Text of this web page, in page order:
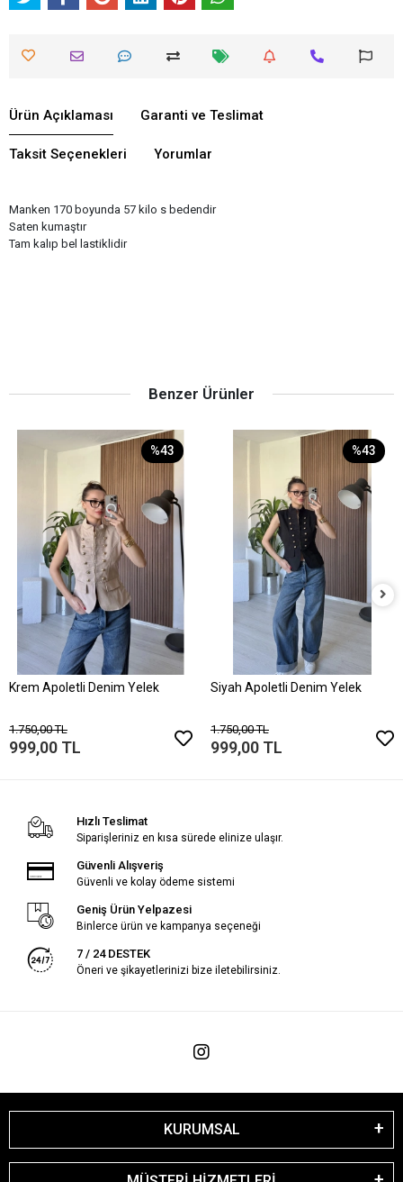
Ürün Açıklaması Garanti ve Teslimat
Taksit Seçenekleri Yorumlar
Manken 170 boyunda 57 kilo s bedendir
Saten kumaştır
Tam kalıp bel lastiklidir
Benzer Ürünler
%43
Krem Apoletli Denim Yelek
1.750,00 TL
999,00 TL
%43
Siyah Apoletli Denim Yelek
1.750,00 TL
999,00 TL
Hızlı Teslimat
Siparişleriniz en kısa sürede elinize ulaşır.
Güvenli Alışveriş
Güvenli ve kolay ödeme sistemi
Geniş Ürün Yelpazesi
Binlerce ürün ve kampanya seçeneği
7 / 24 DESTEK
Öneri ve şikayetlerinizi bize iletebilirsiniz.
KURUMSAL